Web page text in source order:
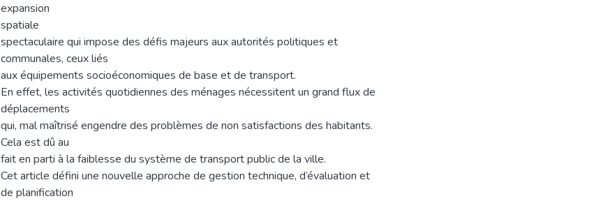
expansion
spatiale
spectaculaire qui impose des défis majeurs aux autorités politiques et
communales, ceux liés
aux équipements socioéconomiques de base et de transport.
En effet, les activités quotidiennes des ménages nécessitent un grand flux de
déplacements
qui, mal maîtrisé engendre des problèmes de non satisfactions des habitants.
Cela est dû au
fait en parti à la faiblesse du système de transport public de la ville.
Cet article défini une nouvelle approche de gestion technique, d’évaluation et
de planification